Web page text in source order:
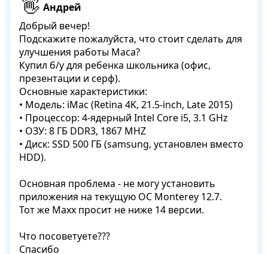
Андрей
Добрый вечер!
Подскажите пожалуйста, что стоит сделать для
улучшения работы Maca?
Купил б/у для ребенка школьника (офис,
презентации и серф).
Основные характеристики:
• Модель: іМас (Retina 4K, 21.5-inch, Late 2015)
• Процессор: 4-ядерный Intel Core i5, 3.1 GHz
• ОЗУ: 8 ГБ DDR3, 1867 MHZ
• Диск: SSD 500 ГБ (samsung, установлен вместо
HDD).
Основная проблема - не могу установить
приложения на текущую ОС Monterey 12.7.
Тот же Maxx просит не ниже 14 версии.
Что посоветуете???
Спасибо